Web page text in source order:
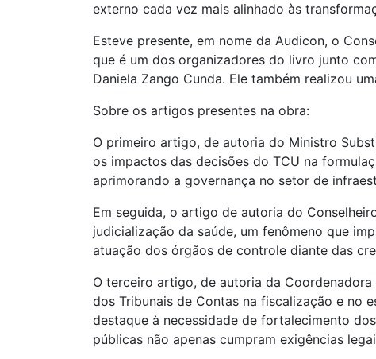
externo cada vez mais alinhado às
Esteve presente, em nome da Audicon, o
que é um dos organizadores do livro junto
Daniela Zango Cunda. Ele também realizou
Sobre os artigos presentes na obra:
O primeiro artigo, de autoria do Ministro
os impactos das decisões do TCU na
aprimorando a governança no setor de
Em seguida, o artigo de autoria do
judicialização da saúde, um fenômeno que
atuação dos órgãos de controle diante das
O terceiro artigo, de autoria da
dos Tribunais de Contas na fiscalização e no
destaque à necessidade de fortalecimento
públicas não apenas cumpram exigências